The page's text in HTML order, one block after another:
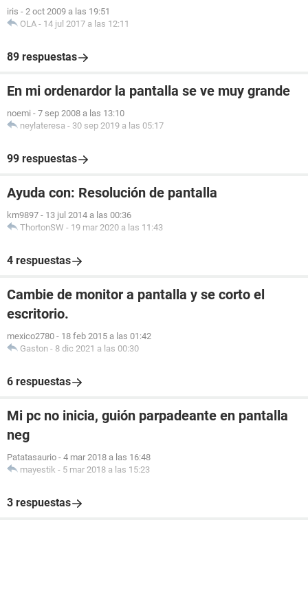
iris - 2 oct 2009 a las 19:51
OLA - 14 jul 2017 a las 12:11
89 respuestas
En mi ordenardor la pantalla se ve muy grande
noemi - 7 sep 2008 a las 13:10
neylateresa - 30 sep 2019 a las 05:17
99 respuestas
Ayuda con: Resolución de pantalla
km9897 - 13 jul 2014 a las 00:36
ThortonSW - 19 mar 2020 a las 11:43
4 respuestas
Cambie de monitor a pantalla y se corto el
escritorio.
mexico2780 - 18 feb 2015 a las 01:42
Gaston - 8 dic 2021 a las 00:30
6 respuestas
Mi pc no inicia, guión parpadeante en pantalla
neg
Patatasaurio - 4 mar 2018 a las 16:48
mayestik - 5 mar 2018 a las 15:23
3 respuestas